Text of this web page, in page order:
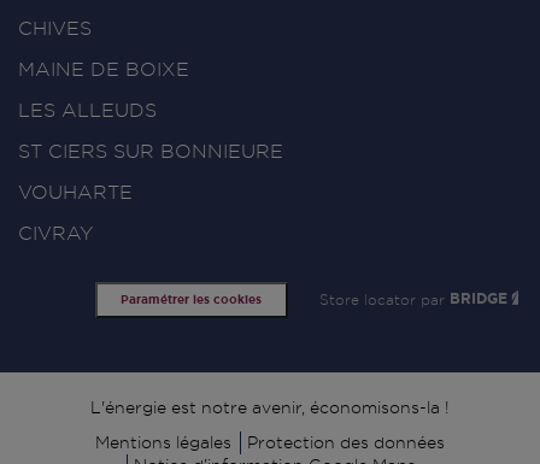
CHIVES
MAINE DE BOIXE
LES ALLEUDS
ST CIERS SUR BONNIEURE
VOUHARTE
CIVRAY
Paramétrer les cookies Store locator par BRIDGE
Signature
L'énergie est notre avenir, économisons-la !
Mentions légales
Protection des données